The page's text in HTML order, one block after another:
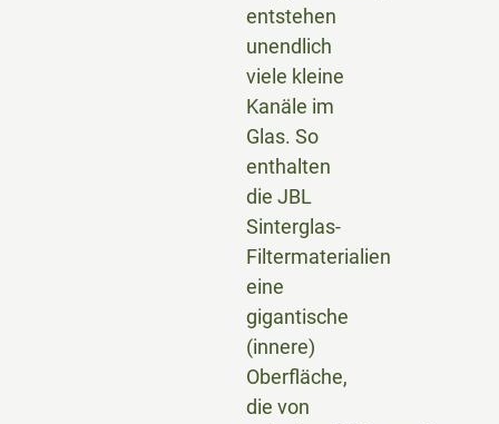
entstehen
unendlich
viele kleine
Kanäle im
Glas. So
enthalten
die JBL
Sinterglas-
Filtermaterialien
eine
gigantische
(innere)
Oberfläche,
die von